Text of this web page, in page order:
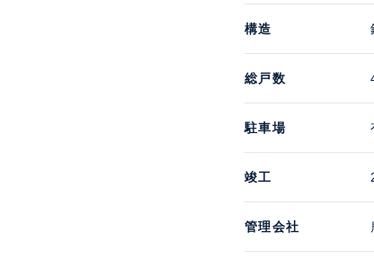
構造
総戸数
駐車場
竣工
管理会社